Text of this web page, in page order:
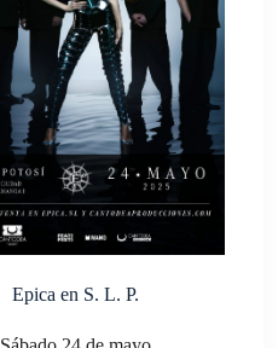
Epica en S. L. P.